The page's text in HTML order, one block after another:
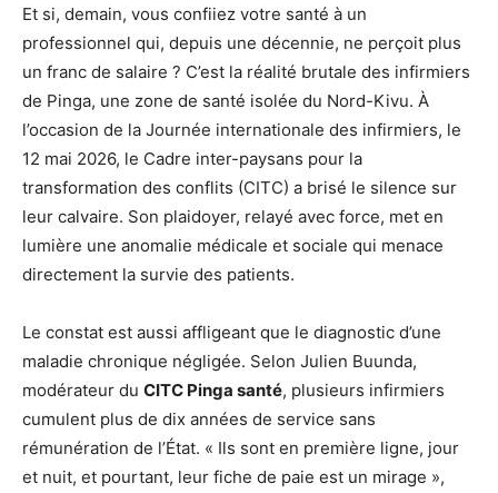
Et si, demain, vous confiiez votre santé à un
professionnel qui, depuis une décennie, ne perçoit plus
un franc de salaire ? C’est la réalité brutale des infirmiers
de Pinga, une zone de santé isolée du Nord-Kivu. À
l’occasion de la Journée internationale des infirmiers, le
12 mai 2026, le Cadre inter-paysans pour la
transformation des conflits (CITC) a brisé le silence sur
leur calvaire. Son plaidoyer, relayé avec force, met en
lumière une anomalie médicale et sociale qui menace
directement la survie des patients.
Le constat est aussi affligeant que le diagnostic d’une
maladie chronique négligée. Selon Julien Buunda,
modérateur du CITC Pinga santé, plusieurs infirmiers
cumulent plus de dix années de service sans
rémunération de l’État. « Ils sont en première ligne, jour
et nuit, et pourtant, leur fiche de paie est un mirage »,